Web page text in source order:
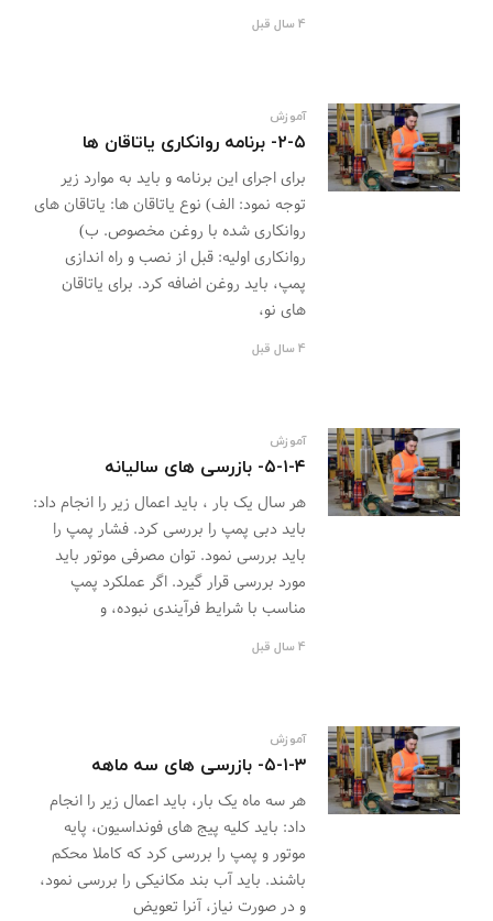
4 سال قبل
آموزش
۲-۵- برنامه روانکاری یاتاقان ها
برای اجرای این برنامه و باید به موارد زیر
توجه نمود: الف) نوع یاتاقان ها: یاتاقان های
روانکاری شده با روغن مخصوص. ب)
روانکاری اولیه: قبل از نصب و راه اندازی
پمپ، باید روغن اضافه کرد. برای یاتاقان
های نو،
4 سال قبل
آموزش
۵-۱-۴- بازرسی های سالیانه
هر سال یک بار ، باید اعمال زیر را انجام داد:
باید دبی پمپ را بررسی کرد. فشار پمپ را
باید بررسی نمود. توان مصرفی موتور باید
مورد بررسی قرار گیرد. اگر عملکرد پمپ
مناسب با شرایط فرآیندی نبوده، و
4 سال قبل
آموزش
۵-۱-۳- بازرسی های سه ماهه
هر سه ماه یک بار، باید اعمال زیر را انجام
داد: باید کلیه پیج های فونداسیون، پایه
موتور و پمپ را بررسی کرد که کاملا محکم
باشند. باید آب بند مکانیکی را بررسی نمود،
و در صورت نیاز، آنرا تعویض